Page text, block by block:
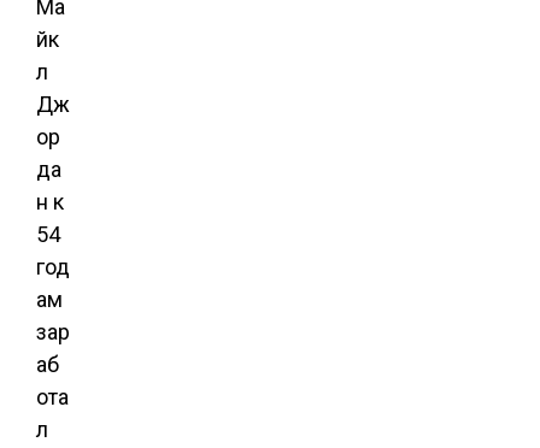
Ма
йк
л
Дж
ор
да
н к
54
год
ам
зар
аб
ота
л